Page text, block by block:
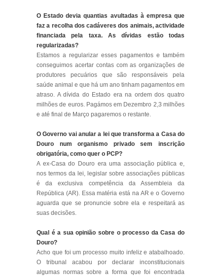
O Estado devia quantias avultadas à empresa que
faz a recolha dos cadáveres dos animais, actividade
financiada pela taxa. As dívidas estão todas
regularizadas?
Estamos a regularizar esses pagamentos e também
conseguimos acertar contas com as organizações de
produtores pecuários que são responsáveis pela
saúde animal e que há um ano tinham pagamentos em
atraso. A dívida do Estado era na ordem dos quatro
milhões de euros. Pagámos em Dezembro 2,3 milhões
e até final de Março pagaremos o restante.
O Governo vai anular a lei que transforma a Casa do
Douro num organismo privado sem inscrição
obrigatória, como quer o PCP?
A ex-Casa do Douro era uma associação pública e,
nos termos da lei, legislar sobre associações públicas
é da exclusiva competência da Assembleia da
República (AR). Essa matéria está na AR e o Governo
aguarda que se pronuncie sobre ela e respeitará as
suas decisões.
Qual é a sua opinião sobre o processo da Casa do
Douro?
Acho que foi um processo muito infeliz e atabalhoado.
O tribunal acabou por declarar inconstitucionais
algumas normas sobre a forma que foi encontrada